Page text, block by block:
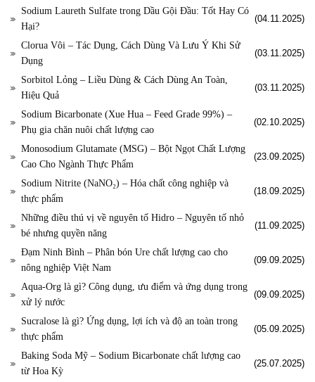
Sodium Laureth Sulfate trong Dầu Gội Đầu: Tốt Hay Có
Hại?
(04.11.2025)
Clorua Vôi – Tác Dụng, Cách Dùng Và Lưu Ý Khi Sử
Dụng
(03.11.2025)
Sorbitol Lỏng – Liều Dùng & Cách Dùng An Toàn,
Hiệu Quả
(03.11.2025)
Sodium Bicarbonate (Xue Hua – Feed Grade 99%) –
Phụ gia chăn nuôi chất lượng cao
(02.10.2025)
Monosodium Glutamate (MSG) – Bột Ngọt Chất Lượng
Cao Cho Ngành Thực Phẩm
(23.09.2025)
Sodium Nitrite (NaNO₂) – Hóa chất công nghiệp và
thực phẩm
(18.09.2025)
Những điều thú vị về nguyên tố Hidro – Nguyên tố nhỏ
bé nhưng quyền năng
(11.09.2025)
Đạm Ninh Bình – Phân bón Ure chất lượng cao cho
nông nghiệp Việt Nam
(09.09.2025)
Aqua-Org là gì? Công dụng, ưu điểm và ứng dụng trong
xử lý nước
(09.09.2025)
Sucralose là gì? Ứng dụng, lợi ích và độ an toàn trong
thực phẩm
(05.09.2025)
Baking Soda Mỹ – Sodium Bicarbonate chất lượng cao
từ Hoa Kỳ
(25.07.2025)